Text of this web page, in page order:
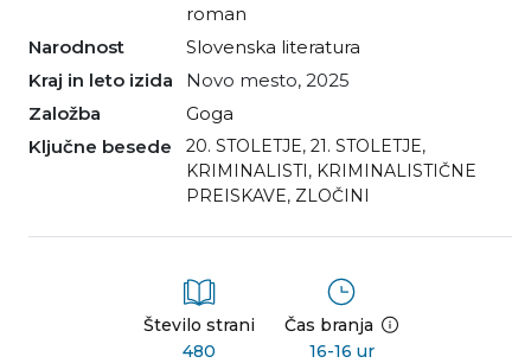
roman
Narodnost
slovenska literatura
Kraj in leto izida
Novo mesto, 2025
Založba
Goga
Ključne besede
20. STOLETJE, 21. STOLETJE,
KRIMINALISTI, KRIMINALISTIČNE
PREISKAVE, ZLOČINI
Število strani
480
Čas branja
16-16 ur